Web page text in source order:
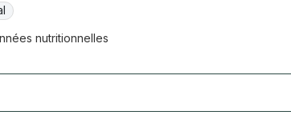
nutritionnelles